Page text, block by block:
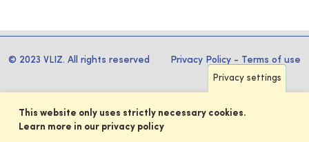
© 2023 VLIZ. All rights reserved Privacy Policy - Terms of use
Privacy settings
This website only uses strictly necessary cookies.
Learn more in our privacy policy